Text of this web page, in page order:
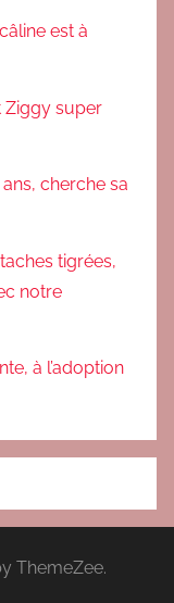
est à
Ziggy super
cherche sa
tigrées,
notre
à l’adoption
ThemeZee.